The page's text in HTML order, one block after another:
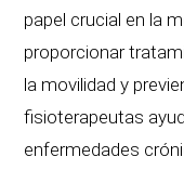
papel crucial en la
proporcionar
la movilidad y
fisioterapeutas
enfermedades